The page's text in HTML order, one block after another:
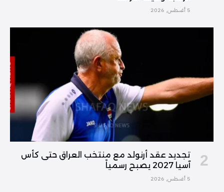
5 أغسطس, 2026
تجديد عقد أرنولد مع منتخب العراق حتى كأس
آسيا 2027 يصبح رسمياً
5 أغسطس, 2026